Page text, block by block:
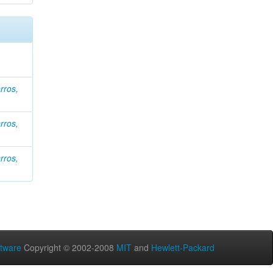
Copyright © 2002-2008 MIT and Hewlett-Packard